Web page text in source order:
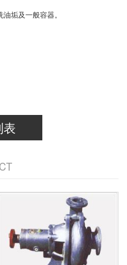
垢及一般容器。